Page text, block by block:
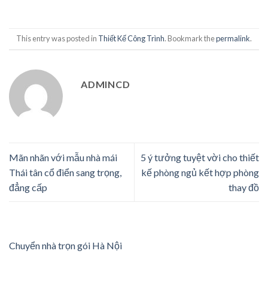
This entry was posted in Thiết Kế Công Trình. Bookmark thepermalink.
ADMINCD
Mãn nhãn với mẫu nhà mái
Thái tân cổ điển sang trọng,
đẳng cấp
5 ý tưởng tuyệt vời cho thiết
kế phòng ngủ kết hợp phòng
thay đồ
Chuyển nhà trọn gói Hà Nội